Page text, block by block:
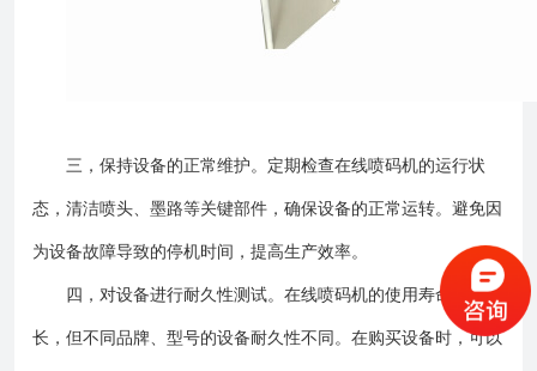
三，保持设备的正常维护。定期检查在线喷码机的运行状
态，清洁喷头、墨路等关键部件，确保设备的正常运转。避免因
为设备故障导致的停机时间，提高生产效率。
四，对设备进行耐久性测试。在线喷码机的使用寿命一般较
长，但不同品牌、型号的设备耐久性不同。在购买设备时，可以